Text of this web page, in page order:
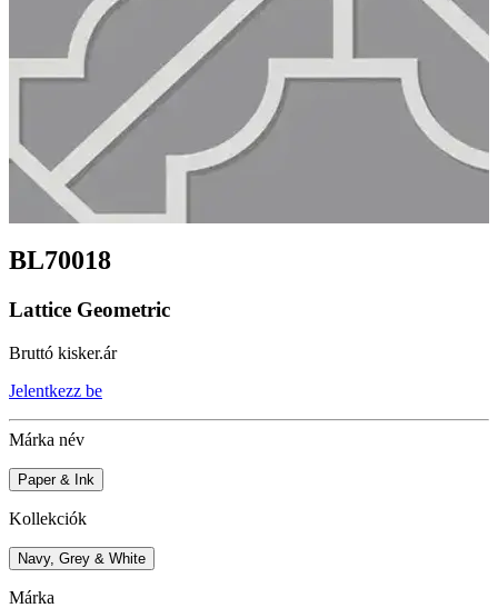
BL70018
Lattice Geometric
Bruttó kisker.ár
Jelentkezz be
Márka név
Paper & Ink
Kollekciók
Navy, Grey & White
Márka